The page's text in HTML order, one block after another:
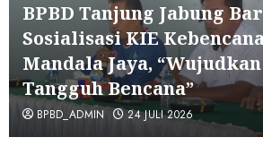
BPBD Tanjung Jabung
Sosialisasi KIE
Mandala Jaya,
Tangguh Bencana”
BPBD_ADMIN 24 JULI 2026